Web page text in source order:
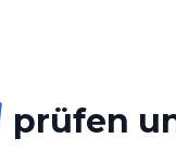
prüfen